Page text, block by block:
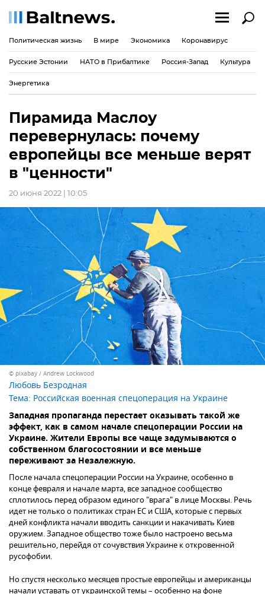
Политическая жизнь В мире Экономика Коронавирус
Русские Эстонии НАТО в Прибалтике Россия-Запад Культура
Энергетика
Пирамида Маслоу
перевернулась: почему
европейцы все меньше верят
в "ценности"
20 июня 2022 | 10:05
© pixabay / Andrew Lockwood
Любовь Безродная
Тема: Российская военная спецоперация на Украине
Западная пропаганда перестает оказывать такой же
эффект, как в самом начале спецоперации России на
Украине. Жители Европы все чаще задумываются о
собственном благосостоянии и все меньше
переживают за Незалежную.
После начала спецоперации России на Украине, особенно в
конце февраля и начале марта, все западное сообщество
сплотилось перед образом единого "врага" в лице Москвы. Речь
идет не только о политиках стран ЕС и США, которые с первых
дней конфликта начали вводить санкции и накачивать Киев
оружием. Западное общество тоже было настроено весьма
решительно, перейдя от сочувствия Украине к откровенной
русофобии.
Но спустя несколько месяцев простые европейцы и американцы
начали уставать от украинской темы – особенно на фоне